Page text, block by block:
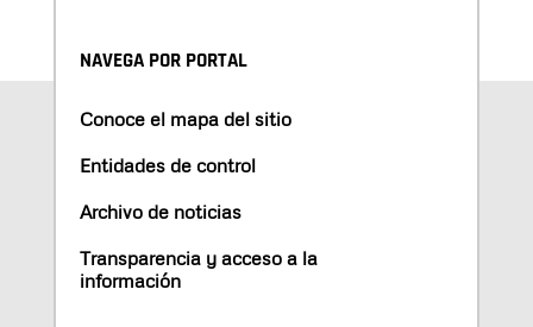
NAVEGA POR PORTAL
Conoce el mapa del sitio
Entidades de control
Archivo de noticias
Transparencia y acceso a la
información